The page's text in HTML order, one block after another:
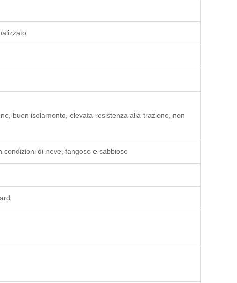
buon isolamento, elevata resistenza alla trazione, non
di neve, fangose ​​e sabbiose